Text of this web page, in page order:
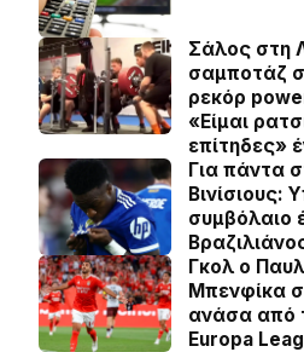
Σάλος στη
σαμποτάζ
ρεκόρ
«Είμαι
επίτηδες»
Για πάντα
Βινίσιους:
συμβόλαιο
Γκολ ο
Μπενφίκα
ανάσα από
Europa